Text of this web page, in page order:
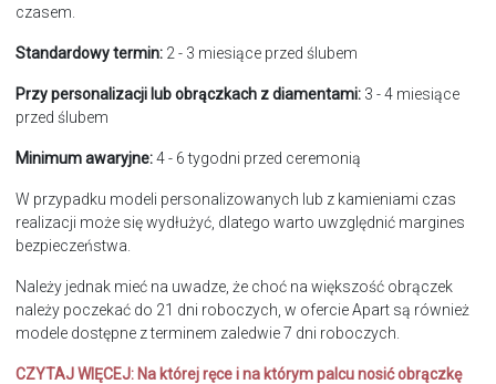
czasem.
Standardowy termin: 2 - 3 miesiące przed ślubem
Przy personalizacji lub obrączkach z diamentami: 3 - 4 miesiące
przed ślubem
Minimum awaryjne:4 - 6 tygodni przed ceremonią
W przypadku modeli personalizowanych lub z kamieniami czas
realizacji może się wydłużyć, dlatego warto uwzględnić margines
bezpieczeństwa.
Należy jednak mieć na uwadze, że choć na większość obrączek
należy poczekać do 21 dni roboczych, w ofercie Apart są również
modele dostępne z terminem zaledwie 7 dni roboczych.
CZYTAJ WIĘCEJ: Na której ręce i na którym palcu nosić obrączkę